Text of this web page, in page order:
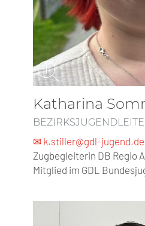
Katharina
✉ k.stiller@gdl-jugend.de
Zugbegleiterin DB Regio
Mitglied im GDL